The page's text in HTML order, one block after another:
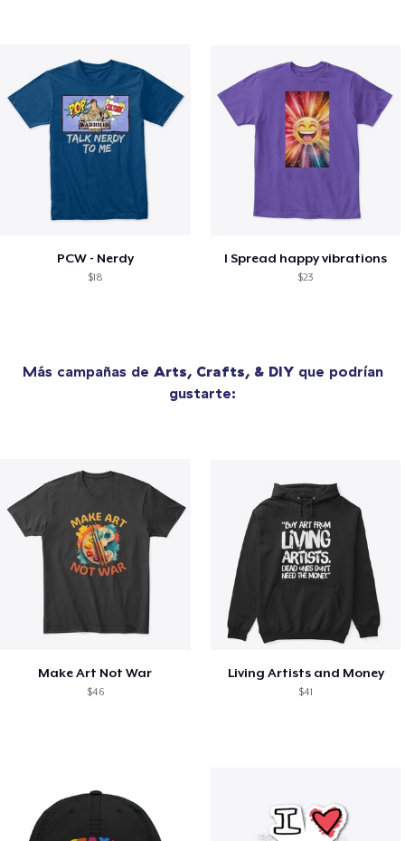
PCW - Nerdy
$18
I Spread happy vibrations
$23
Más campañas de Arts, Crafts, & DIYque podrían
gustarte:
Make Art Not War
$46
Living Artists and Money
$41